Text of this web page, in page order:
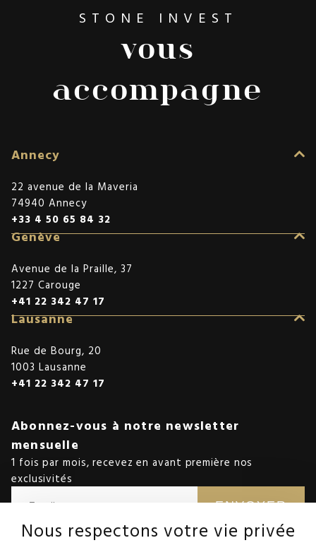
STONE INVEST
vous
accompagne
Annecy
22 avenue de la Maveria
74940 Annecy
+33 4 50 65 84 32
Genève
Avenue de la Praille, 37
1227 Carouge
+41 22 342 47 17
Lausanne
Rue de Bourg, 20
1003 Lausanne
+41 22 342 47 17
Abonnez-vous à notre newsletter
mensuelle
1 fois par mois, recevez en avant première nos
exclusivités
ENVOYER
Nous protégeons vos données récoltées conformément à lapolitique
Nous respectons votre vie privée